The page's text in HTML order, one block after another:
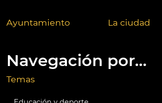
Ayuntamiento La ciudad
Navegación por...
Temas